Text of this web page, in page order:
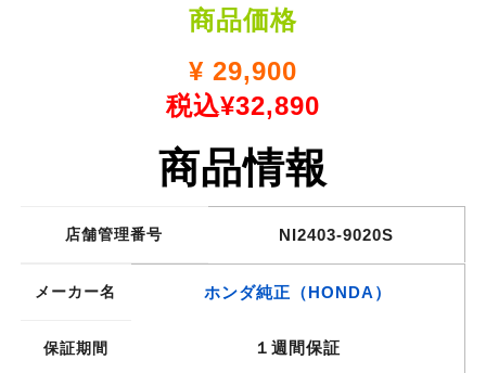
商品価格
¥ 29,900
税込¥32,890
商品情報
店舗管理番号 NI2403-9020S
メーカー名 ホンダ純正（HONDA）
保証期間 １週間保証